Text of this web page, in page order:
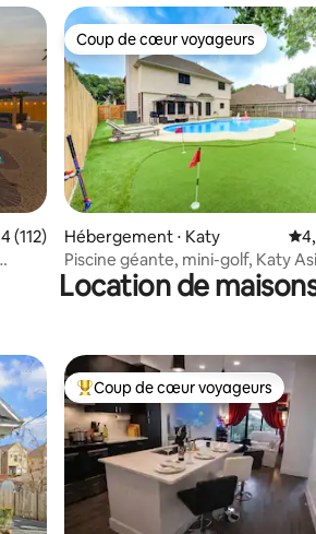
moyenne sur la base de 112
(112)
Coup de cœur voyageurs
Coup de cœur voyageurs
Hébergement ⋅ Katy
Piscine géante, mini-golf, Katy
Town, King
Location de
Coups de cœur voyageurs les
Coup de cœur voyageurs